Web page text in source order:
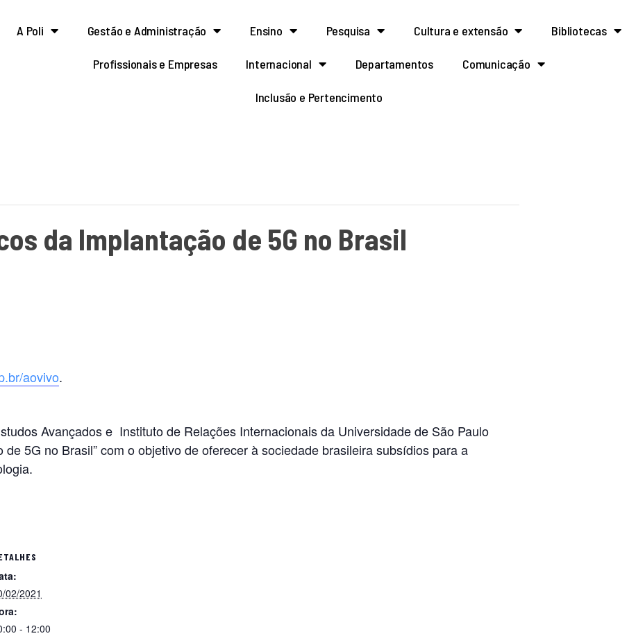
A Poli Gestão e Administração Ensino Pesquisa Cultura e extensão Bibliotecas
Profissionais e Empresas Internacional Departamentos Comunicação
Inclusão e Pertencimento
da Implantação de 5G no Brasil
aovivo.
Avançados e Instituto de Relações Internacionais da Universidade de São Paulo
de 5G no Brasil” com o objetivo de oferecer à sociedade brasileira subsídios para a
02/2021
- 12:00